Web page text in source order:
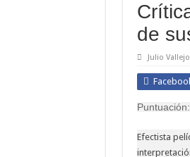
de
Julio Vallejo
Puntuación:
Efectista